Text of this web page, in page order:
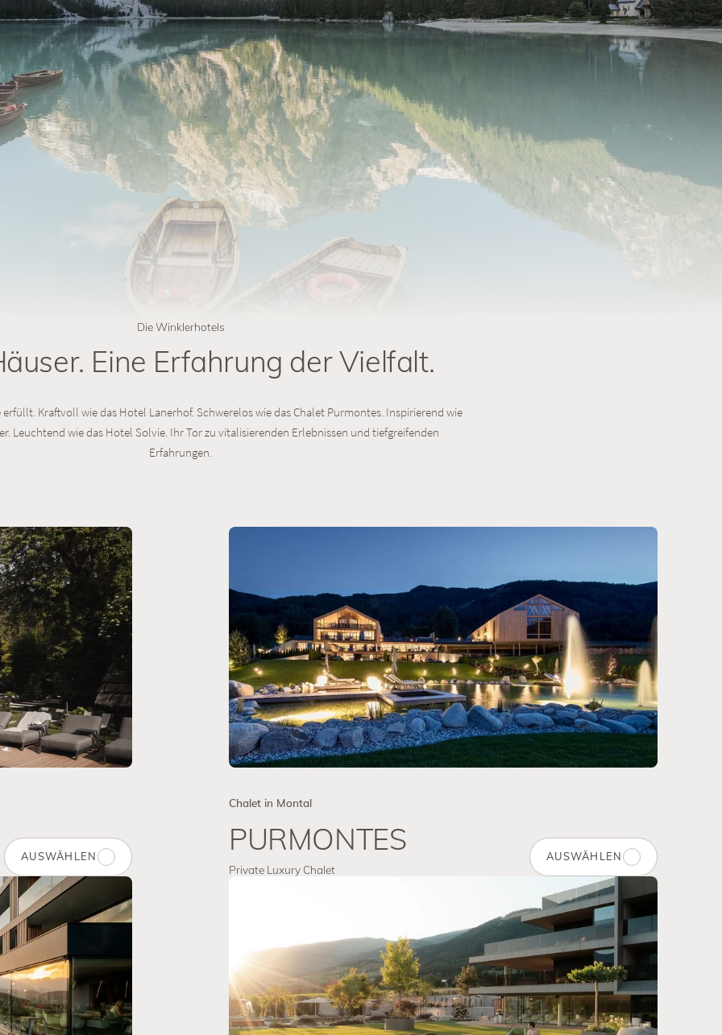
Die Winklerhotels
Eine Erfahrung der Vielfalt.
Kraftvoll wie das Hotel Lanerhof. Schwerelos wie das Chalet Purmontes. Inspirierend wie
Leuchtend wie das Hotel Solvie. Ihr Tor zu vitalisierenden Erlebnissen und tiefgreifenden
Erfahrungen.
AUSWÄHLEN
Chalet in Montal
PURMONTES
Private Luxury Chalet
AUSWÄHLEN